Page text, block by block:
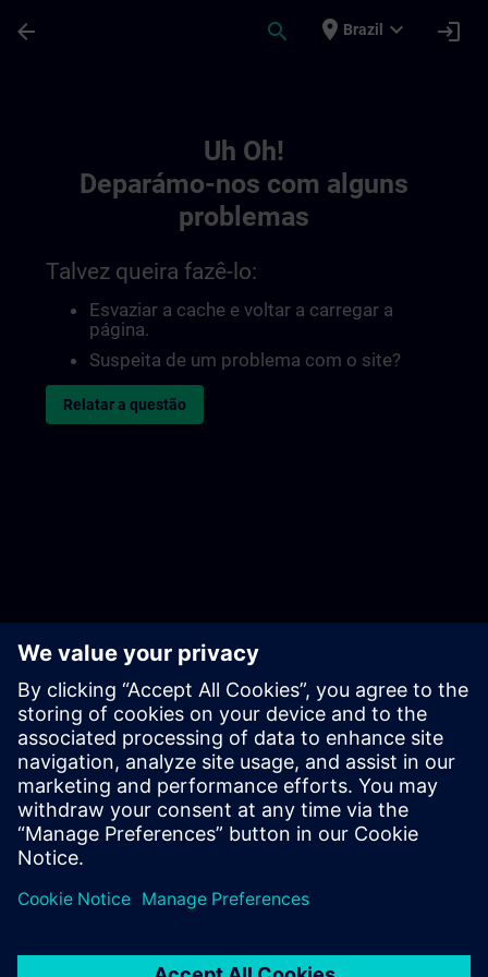
arrow_back search place Brazil expand_more login
Uh Oh!
Deparámo-nos com alguns
problemas
Talvez queira fazê-lo:
Esvaziar a cache e voltar a carregar a
página.
Suspeita de um problema com o site?
Relatar a questão